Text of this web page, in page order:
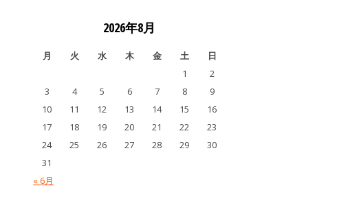
2026年8月
月 火 水 木 金 土
日
1
2
3
4 5 6 7 8
9
10
11 12 13 14 15
16
17
18 19 20 21 22
23
24
25 26 27 28 29
30
31
« 6月